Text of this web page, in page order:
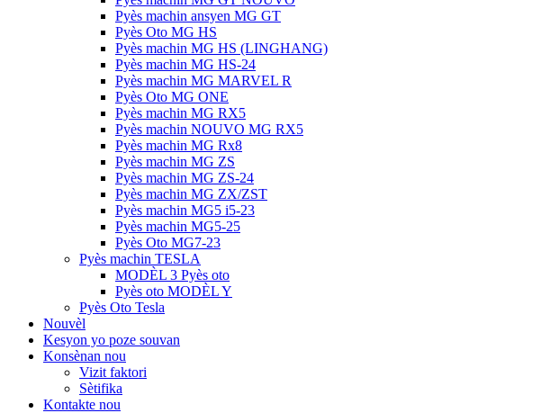
Pyès machin ansyen MG GT
Pyès Oto MG HS
Pyès machin MG HS (LINGHANG)
Pyès machin MG HS-24
Pyès machin MG MARVEL R
Pyès Oto MG ONE
Pyès machin MG RX5
Pyès machin NOUVO MG RX5
Pyès machin MG Rx8
Pyès machin MG ZS
Pyès machin MG ZS-24
Pyès machin MG ZX/ZST
Pyès machin MG5 i5-23
Pyès machin MG5-25
Pyès Oto MG7-23
Pyès machin TESLA
MODÈL 3 Pyès oto
Pyès oto MODÈL Y
Pyès Oto Tesla
Nouvèl
Kesyon yo poze souvan
Konsènan nou
Vizit faktori
Sètifika
Kontakte nou